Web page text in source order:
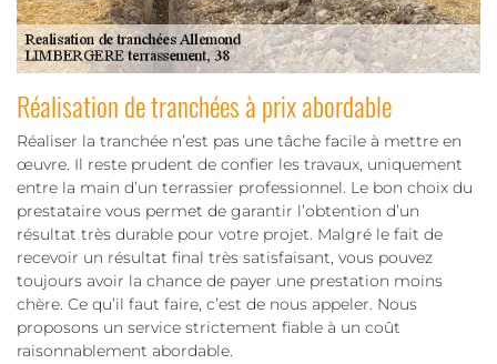
Réalisation de tranchées à prix abordable
Réaliser la tranchée n’est pas une tâche facile à mettre en
œuvre. Il reste prudent de confier les travaux, uniquement
entre la main d’un terrassier professionnel. Le bon choix du
prestataire vous permet de garantir l’obtention d’un
résultat très durable pour votre projet. Malgré le fait de
recevoir un résultat final très satisfaisant, vous pouvez
toujours avoir la chance de payer une prestation moins
chère. Ce qu’il faut faire, c’est de nous appeler. Nous
proposons un service strictement fiable à un coût
raisonnablement abordable.